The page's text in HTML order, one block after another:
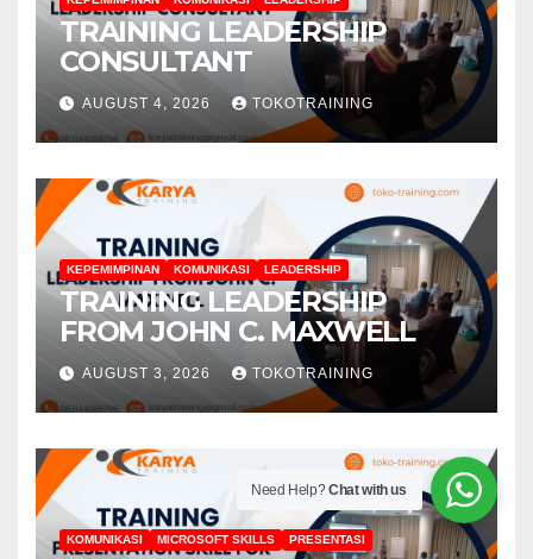
TRAINING LEADERSHIP
CONSULTANT
AUGUST 4, 2026 TOKOTRAINING
KEPEMIMPINAN KOMUNIKASI LEADERSHIP
TRAINING LEADERSHIP
FROM JOHN C. MAXWELL
AUGUST 3, 2026 TOKOTRAINING
KOMUNIKASI MICROSOFT SKILLS PRESENTASI
Need Help?Chat with us